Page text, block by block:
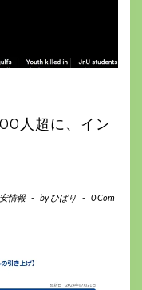
人超に、イン
情報 - byひばり -
0 Com